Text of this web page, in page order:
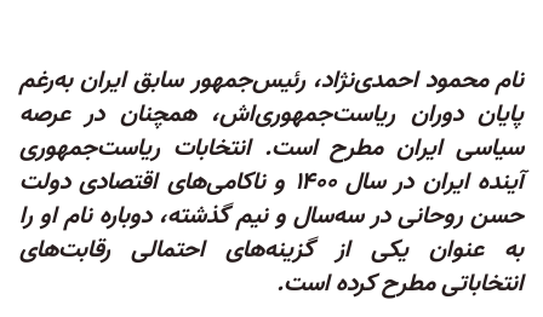
نام محمود احمدی‌نژاد، رئیس‌جمهور سابق ایران به‌رغم
پایان دوران ریاست‌جمهوری‌اش، همچنان در عرصه
سیاسی ایران مطرح است. انتخابات ریاست‌جمهوری
آینده ایران در سال ۱۴۰۰ و ناکامی‌های اقتصادی دولت
حسن روحانی در سه‌سال و نیم گذشته، دوباره نام او را
به عنوان یکی از گزینه‌های احتمالی رقابت‌های
انتخاباتی مطرح کرده است.